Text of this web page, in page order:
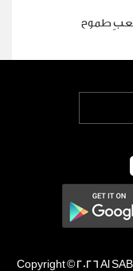
شعبٍ طموح
Copyright © 2026 Al